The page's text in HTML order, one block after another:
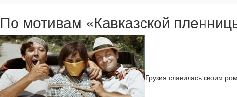
По мотивам «Кавказской
Грузия славилась своим